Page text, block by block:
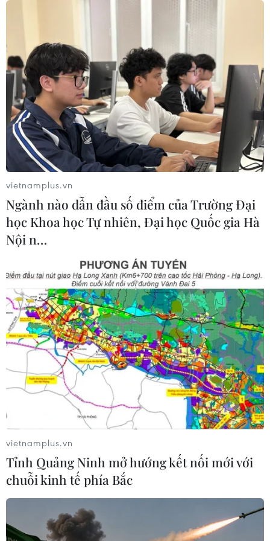
Bác sỹ vượt biển giữa đêm cứu
thuyền viên người Nga nghi bị đột
quỵ
04/08/2026 13:21
Tháo gỡ "điểm nghẽn" dữ liệu: Bộ Y
tế tăng tốc chuyển đổi số toàn diện
04/08/2026 08:08
Bộ Y tế ban hành Kế hoạch dự phòng
thương tích giai đoạn 2026-2030
Hệ thống y tế đa cực, đưa y tế đến
gần dân
04/08/2026 04:55
Bộ Y tế đề xuất 8 nhóm chính sách
trong sửa đổi Luật hiến, ghép mô,
03/08/2026 14:44
Quảng Ninh chấm dứt cơ sở giết mổ
động vật không đủ điều kiện trước
31/10
vietnamplus.vn
Ngành nào dẫn đầu số điểm của Trường Đại
học Khoa học Tự nhiên, Đại học Quốc gia Hà
Nội n…
vietnamplus.vn
Tỉnh Quảng Ninh mở hướng kết nối mới với
chuỗi kinh tế phía Bắc